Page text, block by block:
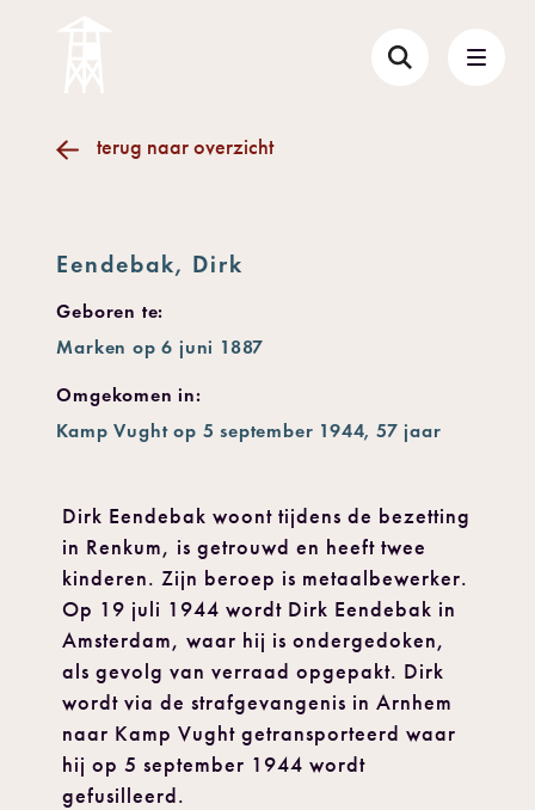
terug naar overzicht
Eendebak, Dirk
Geboren te:
Marken op 6 juni 1887
Omgekomen in:
Kamp Vught op 5 september 1944, 57 jaar
Dirk Eendebak woont tijdens de bezetting
in Renkum, is getrouwd en heeft twee
kinderen. Zijn beroep is metaalbewerker.
Op 19 juli 1944 wordt Dirk Eendebak in
Amsterdam, waar hij is ondergedoken,
als gevolg van verraad opgepakt. Dirk
wordt via de strafgevangenis in Arnhem
naar Kamp Vught getransporteerd waar
hij op 5 september 1944 wordt
gefusilleerd.